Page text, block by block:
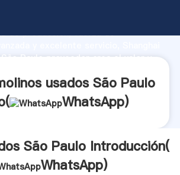
de producción, fuerza de
Paulo proveedor crea el valor y
usados São Paulo
WhatsApp)
São Paulo Introducción(
WhatsApp)